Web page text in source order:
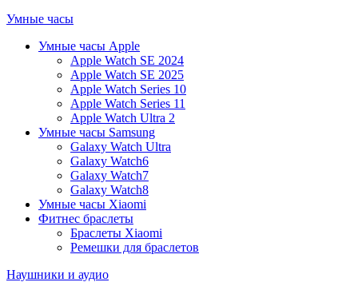
Умные часы
Умные часы Apple
Apple Watch SE 2024
Apple Watch SE 2025
Apple Watch Series 10
Apple Watch Series 11
Apple Watch Ultra 2
Умные часы Samsung
Galaxy Watch Ultra
Galaxy Watch6
Galaxy Watch7
Galaxy Watch8
Умные часы Xiaomi
Фитнес браслеты
Браслеты Xiaomi
Ремешки для браслетов
Наушники и аудио